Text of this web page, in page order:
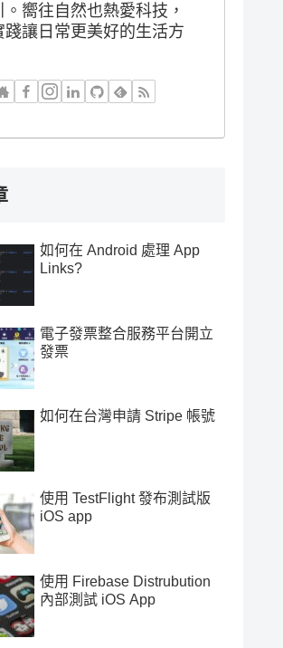
。嚮往自然也熱愛科技，
踐讓日常更美好的生活方
如何在 Android 處理 App
Links?
電子發票整合服務平台開立
發票
如何在台灣申請 Stripe 帳號
使用 TestFlight 發布測試版
iOS app
使用 Firebase Distrubution
內部測試 iOS App